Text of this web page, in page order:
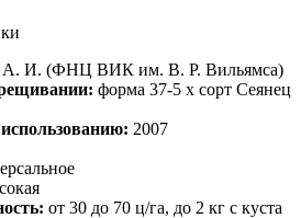
А. И. (ФНЦ ВИК им. В. Р. Вильямса)
форма 37-5 х сорт Сеянец
2007
от 30 до 70 ц/га, до 2 кг с куста